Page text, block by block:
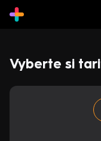
Vyberte si